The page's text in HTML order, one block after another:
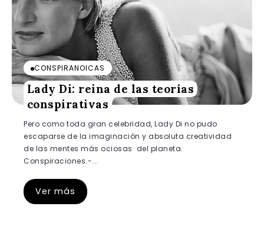
CONSPIRANOICAS
Lady Di: reina de las teorías
conspirativas
Pero como toda gran celebridad, Lady Di no pudo
escaparse de la imaginación y absoluta creatividad
de las mentes más ociosas del planeta.
Conspiraciones.-...
Ver más